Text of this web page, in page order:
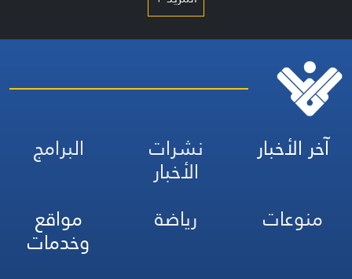
آخر الأخبار نشرات
الأخبار
البرامج
منوعات
رياضة مواقع
وخدمات